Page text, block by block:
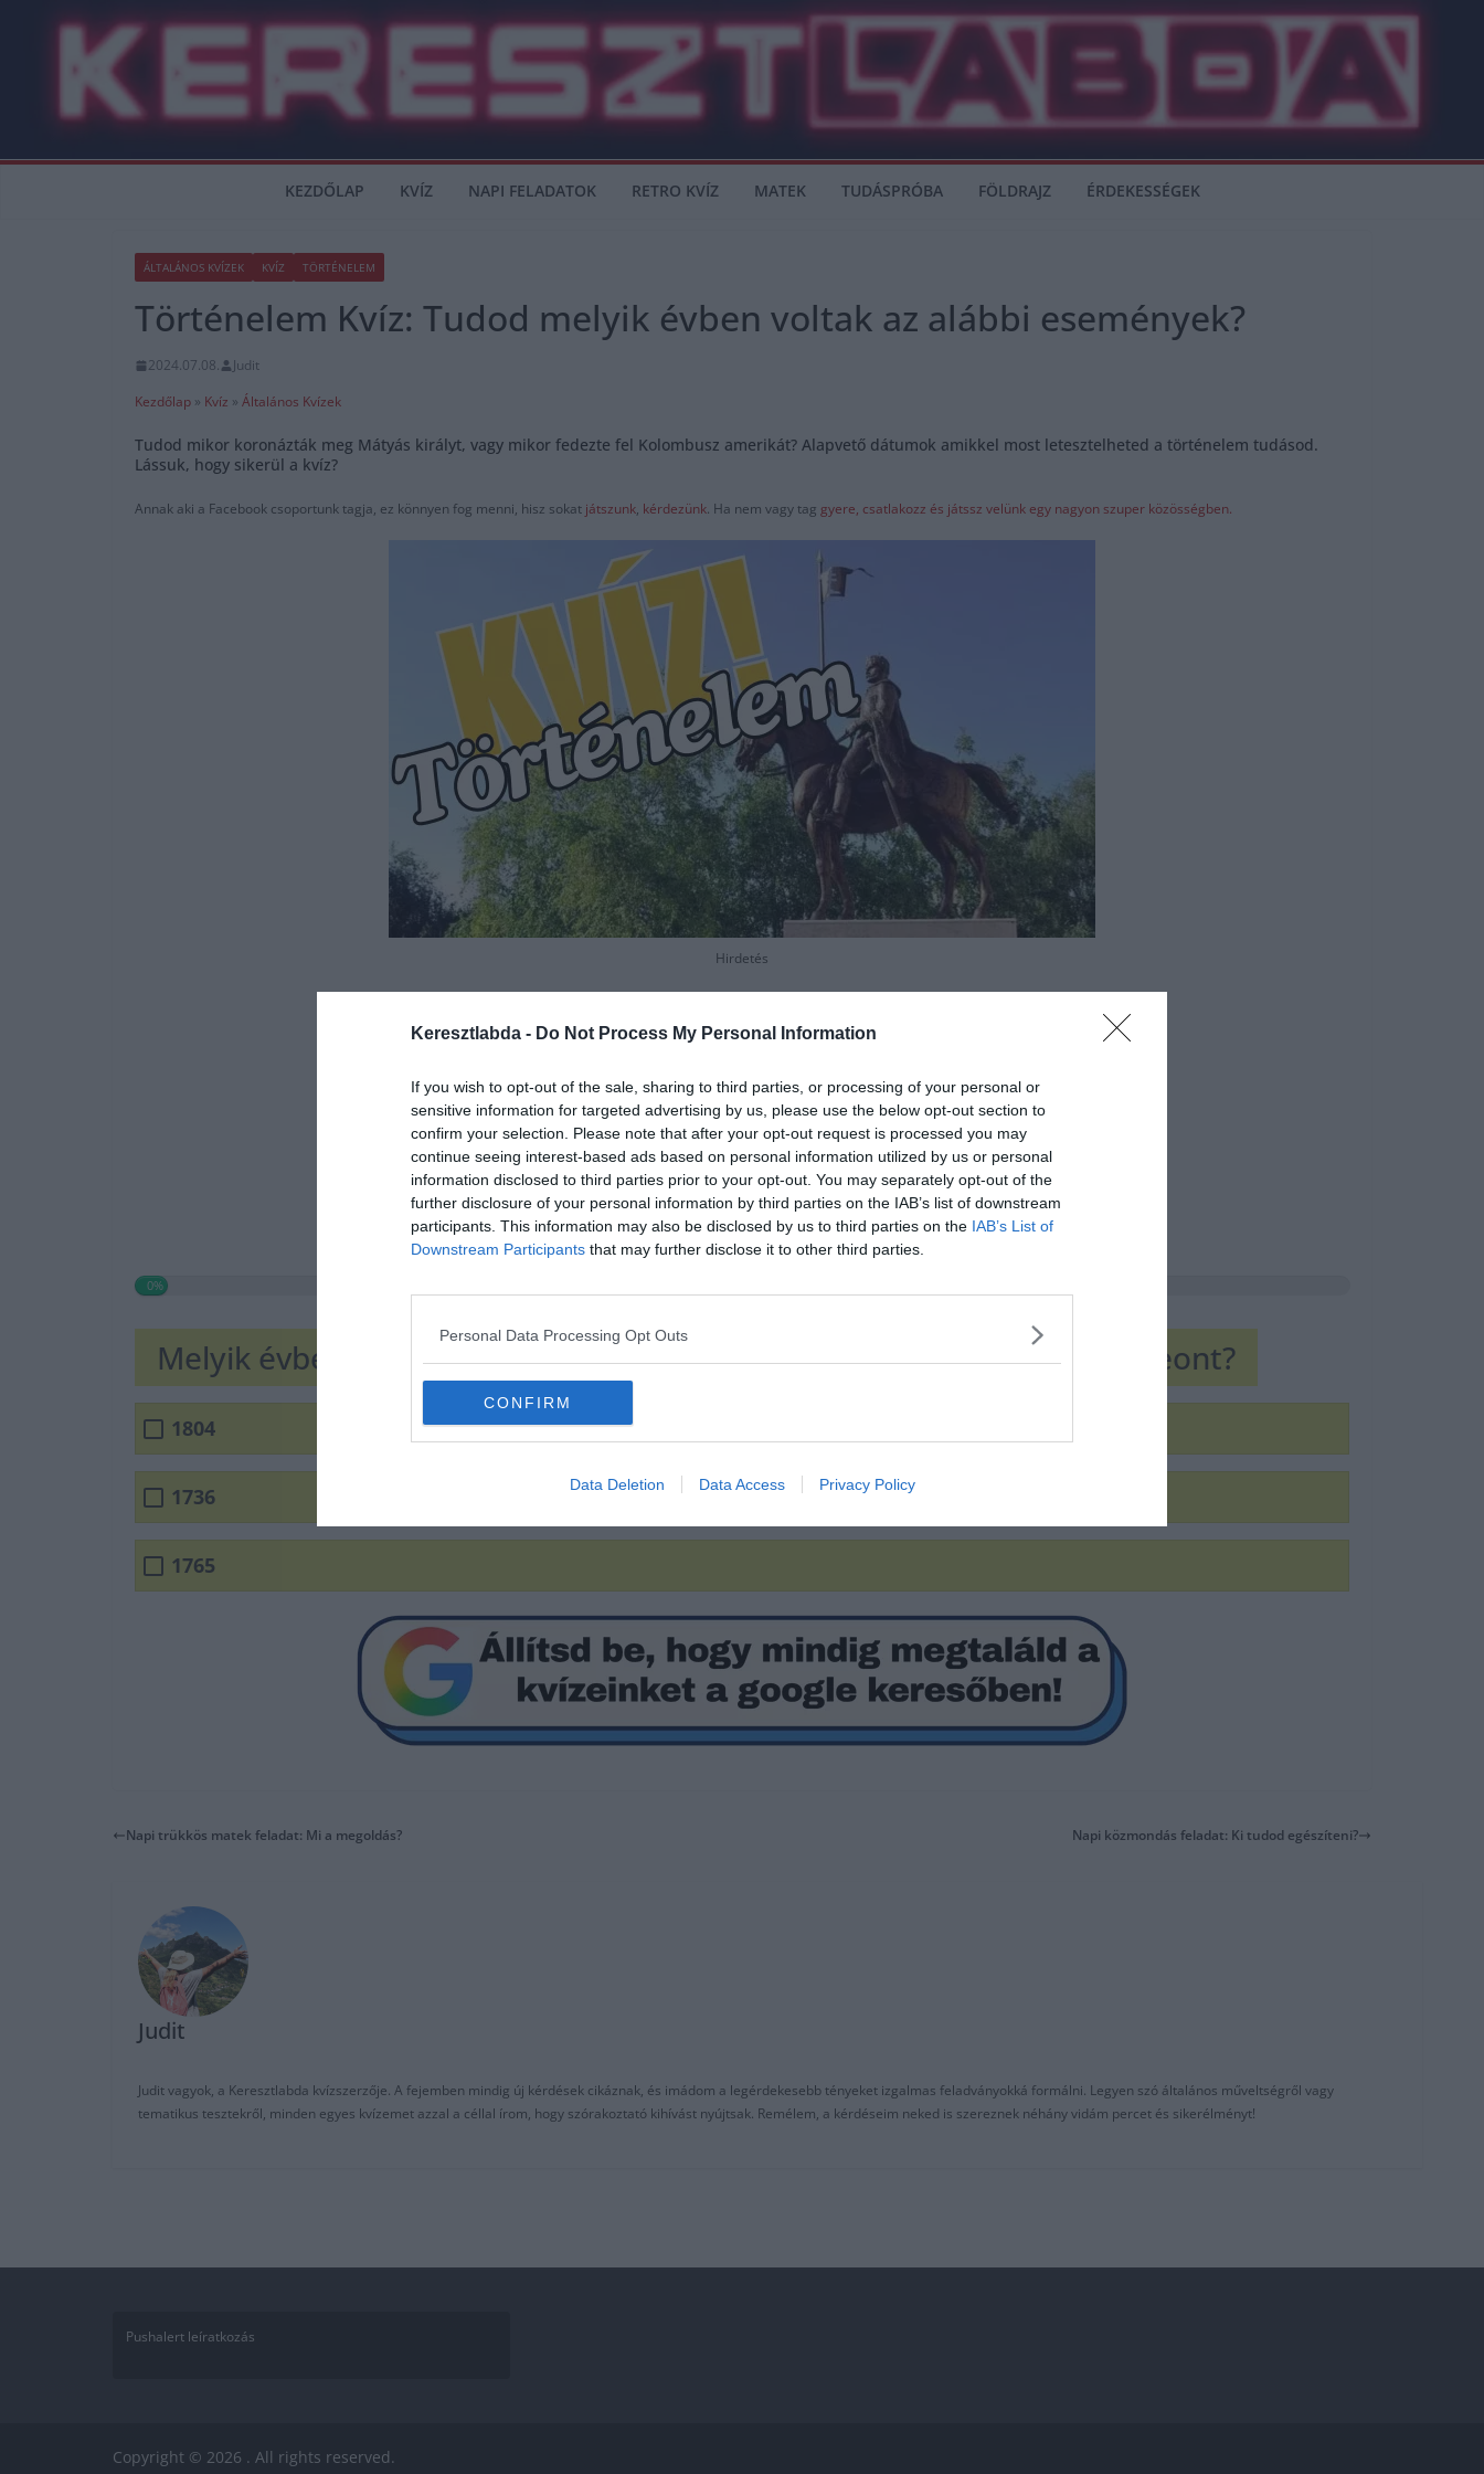
Keresztlabda - Do Not Process My Personal Information
If you wish to opt-out of the sale, sharing to third parties, or processing of your personal or
sensitive information for targeted advertising by us, please use the below opt-out section to
confirm your selection. Please note that after your opt-out request is processed you may
continue seeing interest-based ads based on personal information utilized by us or personal
information disclosed to third parties prior to your opt-out. You may separately opt-out of the
further disclosure of your personal information by third parties on the IAB’s list of downstream
participants. This information may also be disclosed by us to third parties on the IAB’s List of
Downstream Participants that may further disclose it to other third parties.
Personal Data Processing Opt Outs
CONFIRM
Data Deletion Data Access Privacy Policy
KEZDŐLAP KVÍZ NAPI FELADATOK RETRO KVÍZ MATEK TUDÁSPRÓBA FÖLDRAJZ ÉRDEKESSÉGEK
ÁLTALÁNOS KVÍZEK KVÍZ TÖRTÉNELEM
Történelem Kvíz: Tudod melyik évben voltak az alábbi események?
2024.07.08.
Judit
Kezdőlap » Kvíz » Általános Kvízek
Tudod mikor koronázták meg Mátyás királyt, vagy mikor fedezte fel Kolombusz amerikát? Alapvető dátumok amikkel most letesztelheted a történelem tudásod.
Lássuk, hogy sikerül a kvíz?
Annak aki a Facebook csoportunk tagja, ez könnyen fog menni, hisz sokat játszunk, kérdezünk. Ha nem vagy tag gyere, csatlakozz és játssz velünk egy nagyon szuper közösségben.
Hirdetés
0%
Melyik évben koronázták Franciaország császáráva Bonaparte Napoleont?
1804
1736
1765
Napi trükkös matek feladat: Mi a megoldás? Napi közmondás feladat: Ki tudod egészíteni?
Judit
Judit vagyok, a Keresztlabda kvízszerzője. A fejemben mindig új kérdések cikáznak, és imádom a legérdekesebb tényeket izgalmas feladványokká formálni. Legyen szó általános műveltségről vagy
tematikus tesztekről, minden egyes kvízemet azzal a céllal írom, hogy szórakoztató kihívást nyújtsak. Remélem, a kérdéseim neked is szereznek néhány vidám percet és sikerélményt!
Pushalert leíratkozás
Copyright © 2026 . All rights reserved.